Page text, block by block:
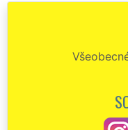
Ke spolupráci s touto
zajišťovali kompletní
organizace vyklízení